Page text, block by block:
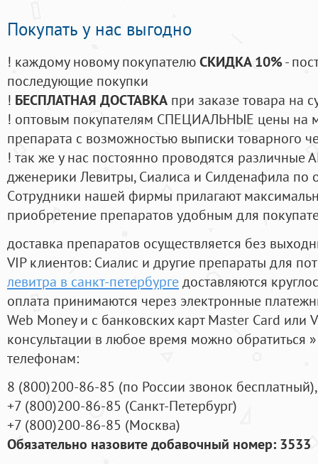
Покупать у нас выгодно
! каждому новому покупателюСКИДКА 10%-
последующие покупки
! БЕСПЛАТНАЯ ДОСТАВКА при заказе товара на
! оптовым покупателям СПЕЦИАЛЬНЫЕ цены на
препарата с возможностью выписки товарного
! так же у нас постоянно проводятся
дженерики Левитры, Сиалиса и Силденафила по
Cотрудники нашей фирмы прилагают
приобретение препаратов удобным для
доставка препаратов осуществляется без
VIP клиентов: Сиалис и другие препараты для
левитра в санкт-петербургедоставляются
оплата принимаются через электронные
Web Money и с банковских карт Master Card или
консультации в любое время можно обратиться
телефонам:
8 (800)200-86-85 (по России звонок бесплатный),
+7 (800)200-86-85 (Санкт-Петербург)
+7 (800)200-86-85 (Москва)
Обязательно назовите добавочный номер: 3533